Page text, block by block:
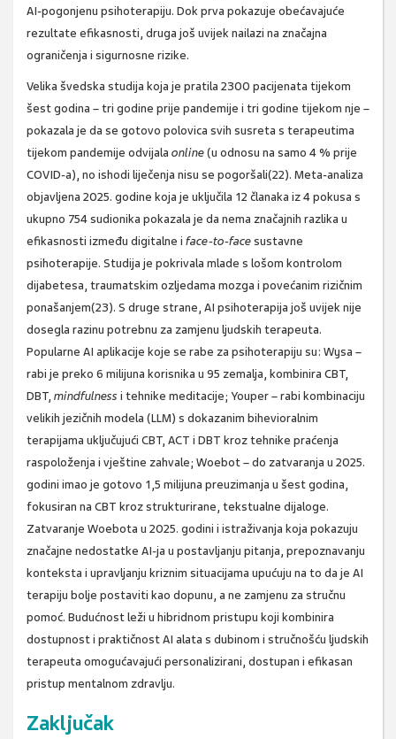
AI-pogonjenu psihoterapiju. Dok prva pokazuje obećavajuće
rezultate efikasnosti, druga još uvijek nailazi na značajna
ograničenja i sigurnosne rizike.
Velika švedska studija koja je pratila 2300 pacijenata tijekom
šest godina – tri godine prije pandemije i tri godine tijekom nje –
pokazala je da se gotovo polovica svih susreta s terapeutima
tijekom pandemije odvijala online(u odnosu na samo 4 % prije
COVID-a), no ishodi liječenja nisu se pogoršali(22). Meta-analiza
objavljena 2025. godine koja je uključila 12 članaka iz 4 pokusa s
ukupno 754 sudionika pokazala je da nema značajnih razlika u
efikasnosti između digitalne i face-to-facesustavne
psihoterapije. Studija je pokrivala mlade s lošom kontrolom
dijabetesa, traumatskim ozljedama mozga i povećanim rizičnim
ponašanjem(23). S druge strane, AI psihoterapija još uvijek nije
dosegla razinu potrebnu za zamjenu ljudskih terapeuta.
Popularne AI aplikacije koje se rabe za psihoterapiju su: Wysa –
rabi je preko 6 milijuna korisnika u 95 zemalja, kombinira CBT,
DBT, mindfulness i tehnike meditacije; Youper – rabi kombinaciju
velikih jezičnih modela (LLM) s dokazanim bihevioralnim
terapijama uključujući CBT, ACT i DBT kroz tehnike praćenja
raspoloženja i vještine zahvale; Woebot – do zatvaranja u 2025.
godini imao je gotovo 1,5 milijuna preuzimanja u šest godina,
fokusiran na CBT kroz strukturirane, tekstualne dijaloge.
Zatvaranje Woebota u 2025. godini i istraživanja koja pokazuju
značajne nedostatke AI-ja u postavljanju pitanja, prepoznavanju
konteksta i upravljanju kriznim situacijama upućuju na to da je AI
terapiju bolje postaviti kao dopunu, a ne zamjenu za stručnu
pomoć. Budućnost leži u hibridnom pristupu koji kombinira
dostupnost i praktičnost AI alata s dubinom i stručnošću ljudskih
terapeuta omogućavajući personalizirani, dostupan i efikasan
pristup mentalnom zdravlju.
Zaključak